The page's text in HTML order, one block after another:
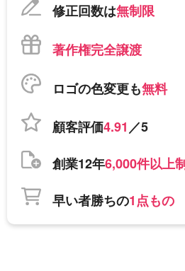
修正回数は無制限
著作権完全譲渡
ロゴの色変更も無料
顧客評価4.91／5
創業12年6,000件以上
早い者勝ちの1点もの